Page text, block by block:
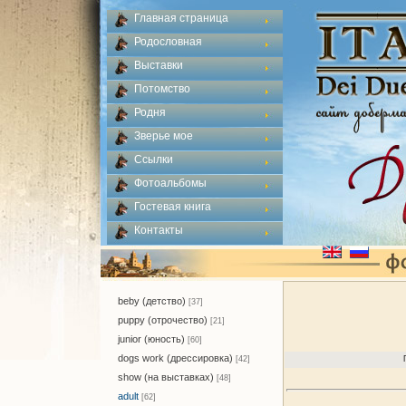
Главная страница
Родословная
Выставки
Потомство
Родня
Зверье мое
Ссылки
Фотоальбомы
Гостевая книга
Контакты
beby (детство) [37]
puppy (отрочество) [21]
junior (юность) [60]
dogs work (дрессировка) [42]
show (на выставках) [48]
adult [62]